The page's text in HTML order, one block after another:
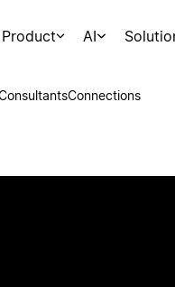
Product AI
Connections